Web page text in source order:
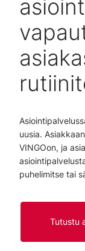
uusia.
VINGOon, ja
puhelimitse tai
Tutustu